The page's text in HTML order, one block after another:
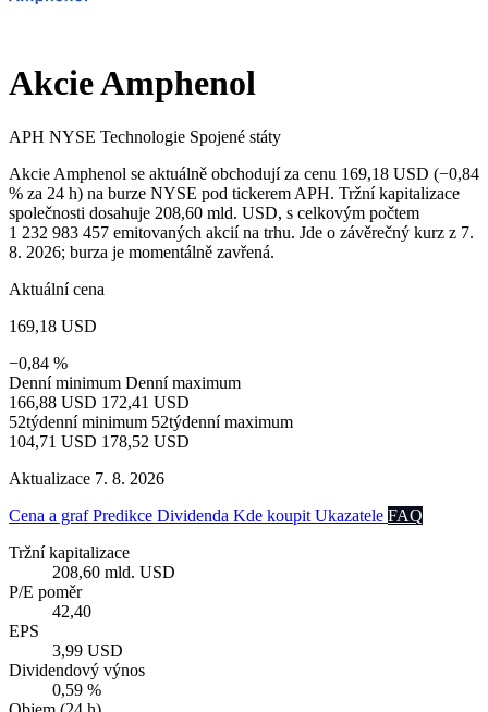
Akcie Amphenol
APH NYSE Technologie Spojené státy
Akcie Amphenol se aktuálně obchodují za cenu 169,18 USD (−0,84
% za 24 h) na burze NYSE pod tickerem APH. Tržní kapitalizace
společnosti dosahuje 208,60 mld. USD, s celkovým počtem
1 232 983 457 emitovaných akcií na trhu. Jde o závěrečný kurz z 7.
8. 2026; burza je momentálně zavřená.
Aktuální cena
169,18 USD
−0,84 %
Denní minimum Denní maximum
166,88 USD 172,41 USD
52týdenní minimum 52týdenní maximum
104,71 USD 178,52 USD
Aktualizace 7. 8. 2026
Cena a grafPredikce Dividenda Kde koupit Ukazatele FAQ
Tržní kapitalizace
208,60 mld. USD
P/E poměr
42,40
EPS
3,99 USD
Dividendový výnos
0,59 %